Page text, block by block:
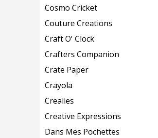
Cosmo Cricket
Couture Creations
Craft O' Clock
Crafters Companion
Crate Paper
Crayola
Crealies
Creative Expressions
Dans Mes Pochettes